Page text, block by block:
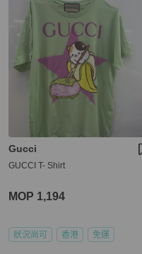
Gucci
GUCCI T- Shirt
MOP 1,194
狀況尚可 香港 免運